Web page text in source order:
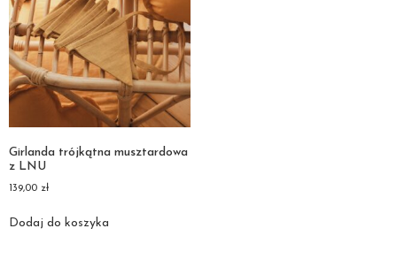
Girlanda trójkątna musztardowa
z LNU
139,00 zł
Dodaj do koszyka